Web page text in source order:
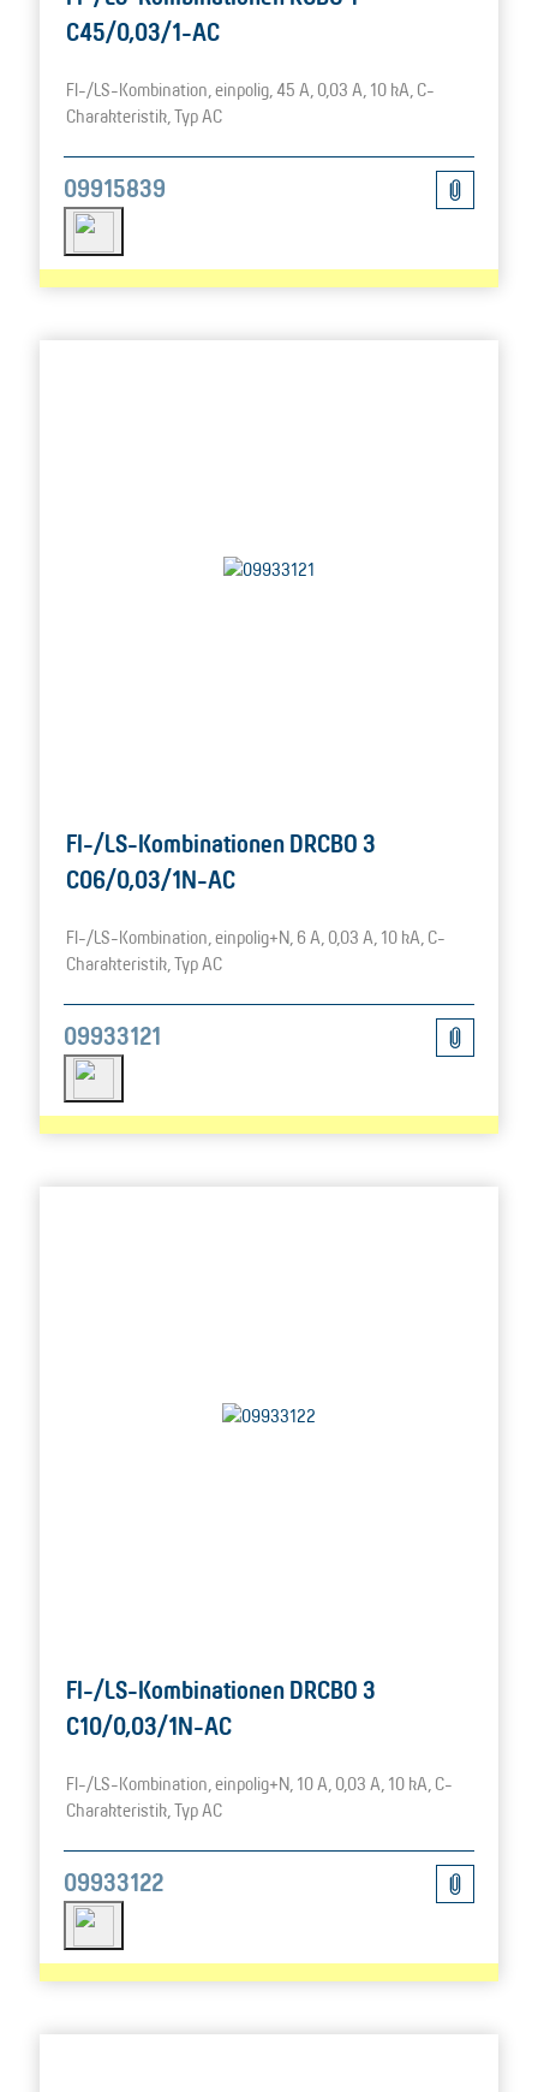
C45/0,03/1-AC
FI-/LS-Kombination, einpolig, 45 A, 0,03 A, 10 kA, C-
Charakteristik, Typ AC
09915839
FI-/LS-Kombinationen DRCBO 3
C06/0,03/1N-AC
FI-/LS-Kombination, einpolig+N, 6 A, 0,03 A, 10 kA, C-
Charakteristik, Typ AC
09933121
FI-/LS-Kombinationen DRCBO 3
C10/0,03/1N-AC
FI-/LS-Kombination, einpolig+N, 10 A, 0,03 A, 10 kA, C-
Charakteristik, Typ AC
09933122